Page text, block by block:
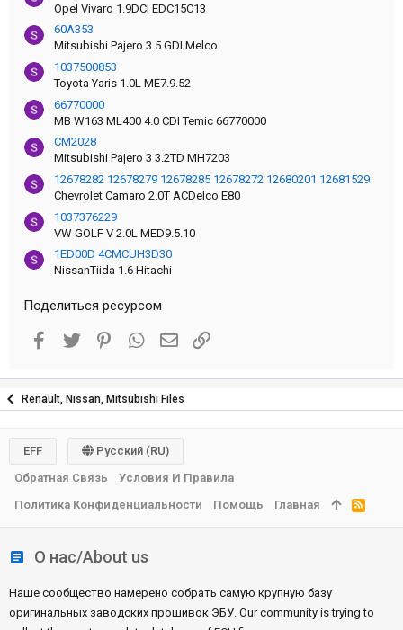
Opel Vivaro 1.9DCI EDC15C13
60A353
Mitsubishi Pajero 3.5 GDI Melco
1037500853
Toyota Yaris 1.0L ME7.9.52
66770000
MB W163 ML400 4.0 CDI Temic 66770000
CM2028
Mitsubishi Pajero 3 3.2TD MH7203
12678282 12678279 12678285 12678272 12680201 12681529
Сhevrolet Camaro 2.0T ACDelco E80
1037376229
VW GOLF V 2.0L MED9.5.10
1ED00D 4CMCUH3D30
NissanTiida 1.6 Hitachi
Поделиться ресурсом
Facebook
Twitter PinterestWhatsAppЭлектронная почта
Ссылка
Renault, Nissan, Mitsubishi Files
О нас/About us
Наше сообщество намерено собрать самую крупную базу
оригинальных заводских прошивок ЭБУ. Our community is trying to
EFF
Русский (RU)
Обратная Связь
Условия И Правила
Политика Конфиденциальности
Помощь Главная
R